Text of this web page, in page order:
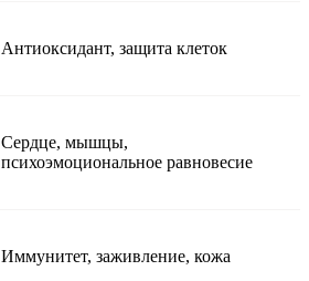
Антиоксидант, защита клеток
Сердце, мышцы,
психоэмоциональное равновесие
Иммунитет, заживление, кожа